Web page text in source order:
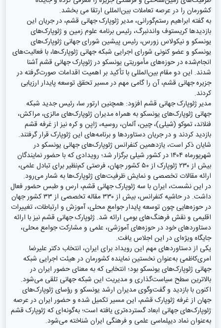
کشورمان را در عرصه تعاملات بین‌المللی ارتقا می بخشد.
به گفته ابراهیم رستم‌گورانی، مدیر ژئوپارک جهانی قشم، در جریان این
بازدیدها کریستوف واندنبرگ، رئیس برنامه علوم زمین و ژئوپارک‌های
یونسکو و نیکولاس زورس، رئیس پیشین شورای جهانی ژئوپارک‌های
یونسکو و عضو کنونی شورای اجرایی شبکه جهانی ژئوپارک‌ها، با فعالیت‌های
انجام‌شده در حوزه‌های مأموریتی یونسکو در ژئوپارک جهانی قشم آشنا
شدند. این دو مقام بین‌المللی با تأکید بر اهمیت اقدامات صورت‌گرفته در
جزیره جهانی قشم، آن را گامی مهم در مسیر تحقق توسعه پایدار ارزیابی
کردند.
مدیر ژئوپارک جهانی قشم افزود: همچنین ارتور سا، رئیس جدید شبکه
جهانی ژئوپارک‌های یونسکو به همراه مدیران ژئوپارک‌های مالزی، مراکش،
فنلاند، تموکو (شیلی)، چین، آلمان، روسیه، ژاپن و کره نیز از غرفه قشم
بازدید کردند و در جریان دستاوردها و برنامه‌های این ژئوپارک قرار گرفتند.
شایان ذکر است، یازدهمین کنفرانس ژئوپارک‌های جهانی یونسکو در
شهریورماه ۱۴۰۴ در کشور شیلی برگزار شد؛ رویدادی که با حضور نمایندگان
بیش از ۲۳۰ ژئوپارک از ۵۰ کشور جهان، فرصتی کم‌نظیر برای تبادل علمی،
ارائه مقالات تخصصی و نمایش ظرفیت‌های ژئوپارک‌ها به شمار می‌رود.
در این نشست، ایران با سه ژئوپارک جهانی قشم، ارس و طبس حضور فعال
داشت. در حاشیه کنفرانس، بیش از ۳۳۰ مقاله تخصصی از ۳۳ کشور جهان
در حوزه‌هایی چون توسعه پایدار جوامع محلی، آموزش و ارتباطات، تغییرات
اقلیمی و نقش فرهنگ‌های بومی ارائه شد. ژئوپارک جهانی قشم نیز با ارائه
دستاوردهای خود در حوزه‌های آموزشی، علمی و مشارکت جوامع محلی،
جایگاه ویژه‌ای در این اجلاس یافت.
یکی از دستاوردهای مهم این رویداد برای ایران، انتخاب دکتر علیرضا
امری‌کاظمی به‌عنوان نخستین نماینده کشورمان در هیئت اجرایی شبکه
جهانی ژئوپارک‌های یونسکو بود؛ انتخابی که به معنای حضور ایران در
بالاترین سطح سیاست‌گذاری و مدیریت این شبکه جهانی تلقی می‌شود.
اکنون با بازدید و گفت‌وگوی مدیران ارشد یونسکو و رؤسای ژئوپارک‌های
جهان از غرفه ژئوپارک قشم، این مسیر تکمیل شده و حضور ایران در عرصه
ژئوپارک‌های جهانی ابعاد گسترده‌تری یافته است؛ به‌گونه‌ای که ژئوپارک قشم
به‌عنوان نماد دیپلماسی علمی و فرهنگی ایران شناخته می‌شود.